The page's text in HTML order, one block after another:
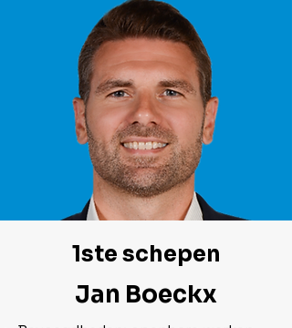
1ste schepen
Jan Boeckx